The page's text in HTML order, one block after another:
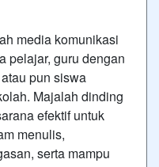
media komunikasi
pelajar, guru dengan
pun siswa
Majalah dinding
efektif untuk
menulis,
serta mampu